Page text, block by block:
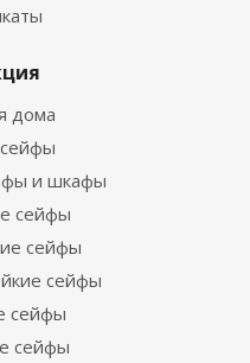
дома
и шкафы
сейфы
сейфы
сейфы
сейфы
сейфы